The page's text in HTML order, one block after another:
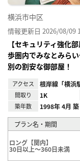
横浜市中区
情報更新日 2026/08/09
【セキュリティ強化
歩圏内でみなとみら
別の割安な御部屋！
アクセス 根岸線「横浜
間取り 1K
築年数 1998年 4月 築
プラン名・期間
ロング【関内】
30日以上～360日未満